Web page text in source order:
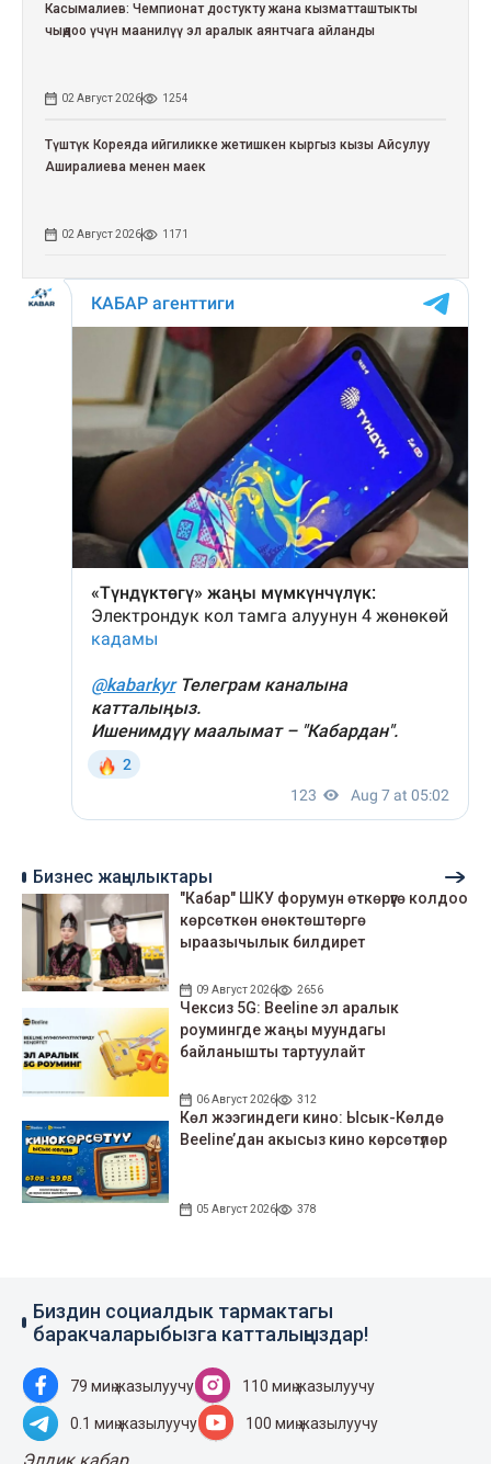
Касымалиев: Чемпионат достукту жана кызматташтыкты
чыңдоо үчүн маанилүү эл аралык аянтчага айланды
02 Август 2026 1254
Түштүк Кореяда ийгиликке жетишкен кыргыз кызы Айсулуу
Аширалиева менен маек
02 Август 2026 1171
Бизнес жаңылыктары
"Кабар" ШКУ форумун өткөрүүгө колдоо
көрсөткөн өнөктөштөргө
ыраазычылык билдирет
09 Август 2026 2656
Чексиз 5G: Beeline эл аралык
роумингде жаңы муундагы
байланышты тартуулайт
06 Август 2026 312
Көл жээгиндеги кино: Ысык-Көлдө
Beeline’дан акысыз кино көрсөтүлөр
05 Август 2026 378
Биздин социалдык тармактагы
баракчаларыбызга катталыңыздар!
79 миң жазылуучу 110 миң жазылуучу
0.1 миң жазылуучу 100 миң жазылуучу